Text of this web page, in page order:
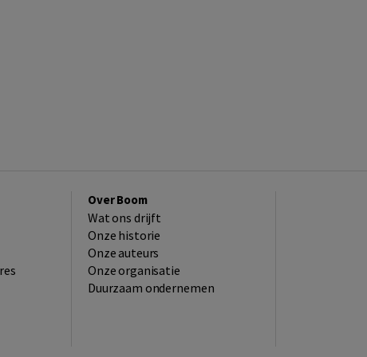
Over Boom
Wat ons drijft
Onze historie
Onze auteurs
Onze organisatie
Duurzaam ondernemen